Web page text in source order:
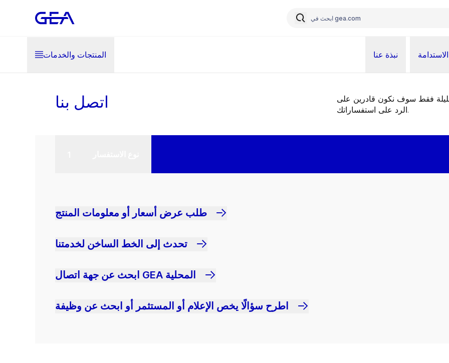
المنتجات والخدمات نبذة عنا الاستدامة
اتصل بنا
فقط سوف نكون قادرين على
الرد على استفساراتك.
طلب عرض أسعار أو معلومات المنتج
تحدث إلى الخط الساخن لخدمتنا
ابحث عن جهة اتصال GEA المحلية
اطرح سؤالًا يخص الإعلام أو المستثمر أو ابحث عن وظيفة